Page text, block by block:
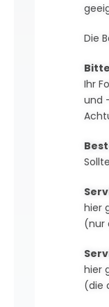
Die
Ihr
und
hier
(nur
hier
(die